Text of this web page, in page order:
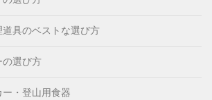
道具のベストな選び方
の選び方
・登山用食器